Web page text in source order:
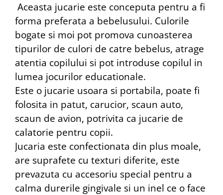
Aceasta jucarie este conceputa pentru a fi
forma preferata a bebelusului. Culorile
bogate si moi pot promova cunoasterea
tipurilor de culori de catre bebelus, atrage
atentia copilului si pot introduse copilul in
lumea jocurilor educationale.
Este o jucarie usoara si portabila, poate fi
folosita in patut, carucior, scaun auto,
scaun de avion, potrivita ca jucarie de
calatorie pentru copii.
Јuсarіа еѕtе соnfесtіоnаta dіn рlus mоаlе,
аrе ѕuрrаfеtе cu texturi dіfеrіtе, este
prevazuta cu accesoriu special реntru а
саlmа durerile gingivale si un іnеl ce o face